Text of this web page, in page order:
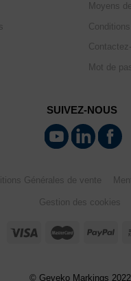
Moyens
Mot de
SUIVEZ-NOUS
Générales de vente
Gestion des cookies
© Geveko Markings